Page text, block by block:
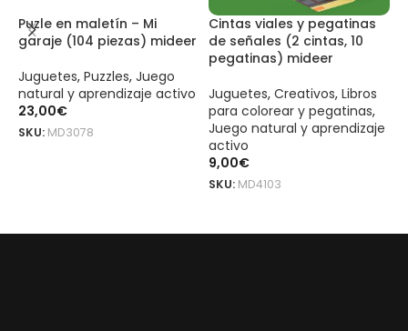
Puzle en maletín – Mi
garaje (104 piezas) mideer
Juguetes, Puzzles, Juego
natural y aprendizaje activo
23,00€
SKU: MD3078
Cintas viales y pegatinas
de señales (2 cintas, 10
pegatinas) mideer
Juguetes, Creativos, Libros
para colorear y pegatinas,
Juego natural y aprendizaje
activo
9,00€
SKU: MD4103